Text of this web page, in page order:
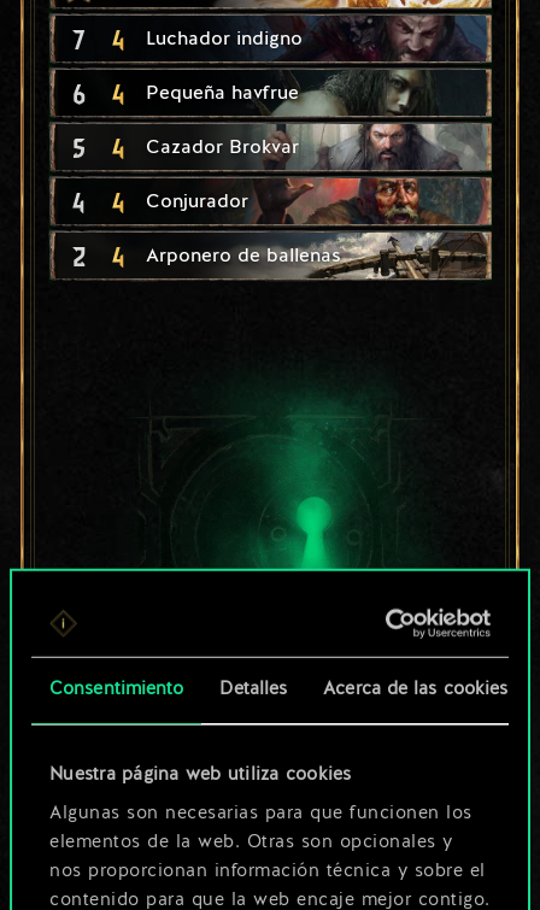
Consentimiento Detalles Acerca de las cookies
Nuestra página web utiliza cookies
Algunas son necesarias para que funcionen los
elementos de la web. Otras son opcionales y
nos proporcionan información técnica y sobre el
contenido para que la web encaje mejor contigo.
7 4 Luchador indigno
6 4 Pequeña havfrue
5 4 Cazador Brokvar
4 4 Conjurador
2 4 Arponero de ballenas
Por ahora, solo es
un conjunto de
cartas compartido.
¡Pero puede llegar a